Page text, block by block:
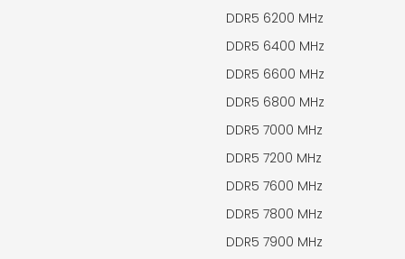
DDR5 6200 MHz
DDR5 6400 MHz
DDR5 6600 MHz
DDR5 6800 MHz
DDR5 7000 MHz
DDR5 7200 MHz
DDR5 7600 MHz
DDR5 7800 MHz
DDR5 7900 MHz